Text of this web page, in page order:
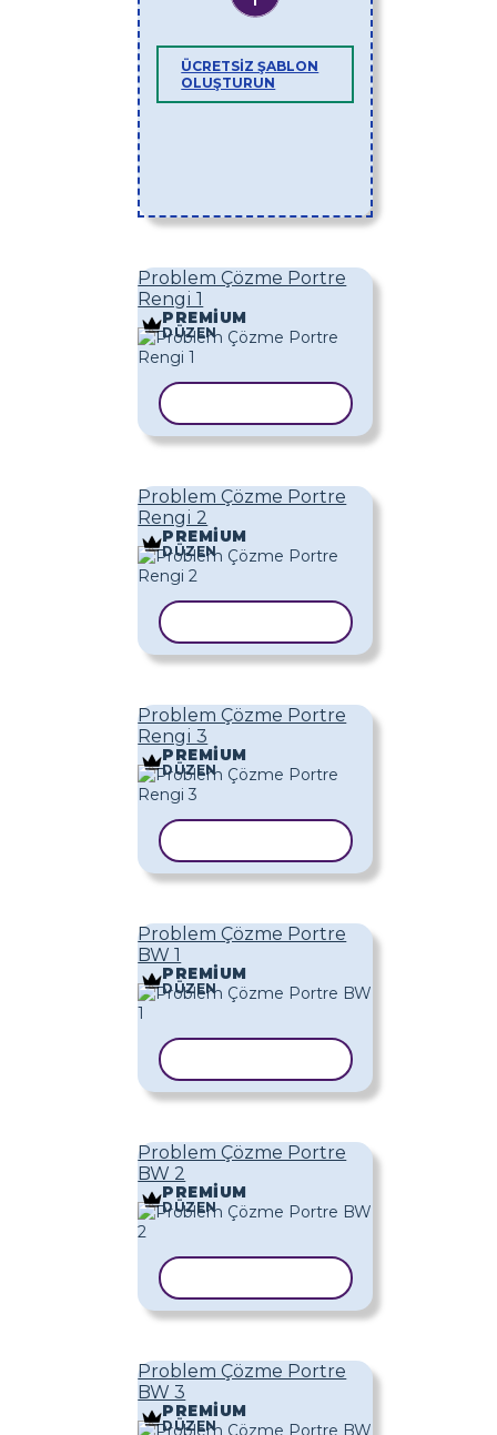
ÜCRETSIZ ŞABLON
OLUŞTURUN
Problem Çözme Portre
Rengi 1
PREMIUM
DÜZEN
Problem Çözme Portre
Rengi 2
PREMIUM
DÜZEN
Problem Çözme Portre
Rengi 3
PREMIUM
DÜZEN
Problem Çözme Portre
BW 1
PREMIUM
DÜZEN
Problem Çözme Portre
BW 2
PREMIUM
DÜZEN
Problem Çözme Portre
BW 3
PREMIUM
DÜZEN